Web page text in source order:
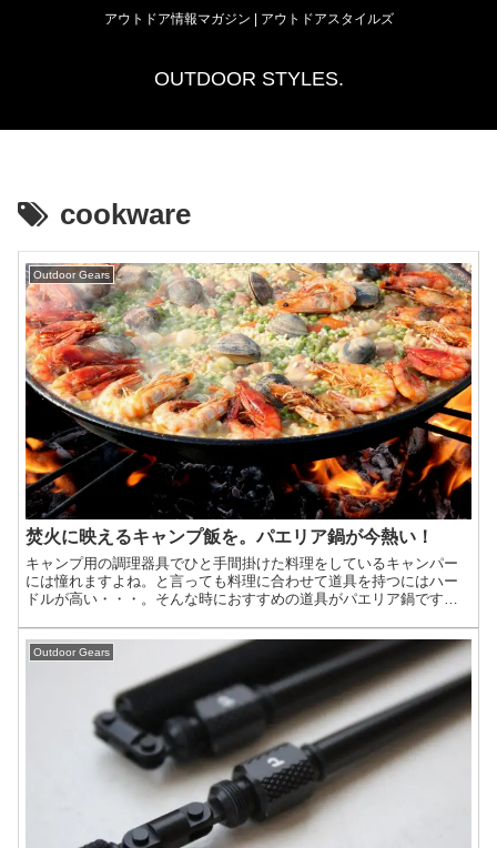
アウトドア情報マガジン | アウトドアスタイルズ
OUTDOOR STYLES.
cookware
Outdoor Gears
焚火に映えるキャンプ飯を。パエリア鍋が今熱い！
キャンプ用の調理器具でひと手間掛けた料理をしているキャンパー
には憧れますよね。と言っても料理に合わせて道具を持つにはハー
ドルが高い・・・。そんな時におすすめの道具がパエリア鍋です。
道具です。今回はパエリア鍋で作れる料理とおすすめを紹介しま
す。
Outdoor Gears